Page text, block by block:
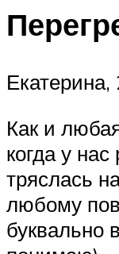
Екатерина,
Как и
когда у
тряслась
любому
буквально